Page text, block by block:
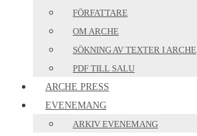
FÖRFATTARE
OM ARCHE
SÖKNING AV TEXTER I ARCHE
PDF TILL SALU
ARCHE PRESS
EVENEMANG
ARKIV EVENEMANG